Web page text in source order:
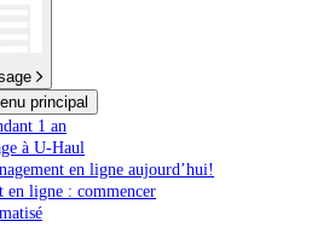
principal
1 an
à U-Haul
en ligne aujourd’hui!
en ligne : commencer